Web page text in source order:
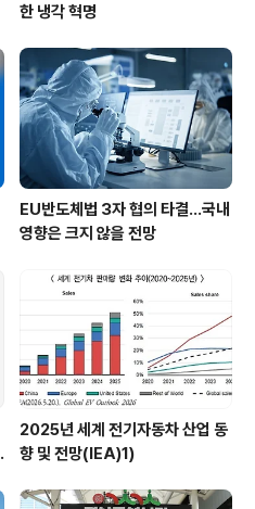
한 냉각 혁명
EU반도체법 3자 협의 타결…국내
영향은 크지 않을 전망
2025년 세계 전기자동차 산업 동
향 및 전망(IEA)1)